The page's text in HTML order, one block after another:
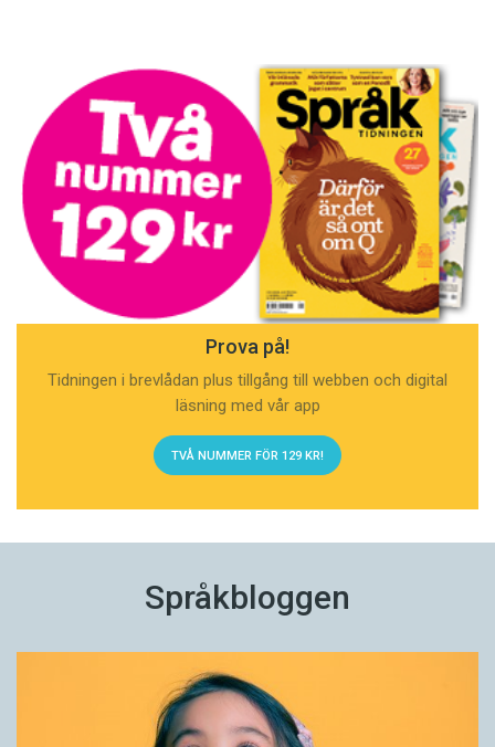
Prova på!
Tidningen i brevlådan plus tillgång till webben och digital
läsning med vår app
TVÅ NUMMER FÖR 129 KR!
Språkbloggen